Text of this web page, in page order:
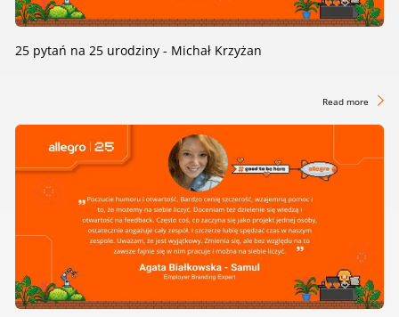
25 pytań na 25 urodziny - Michał Krzyżan
Read more